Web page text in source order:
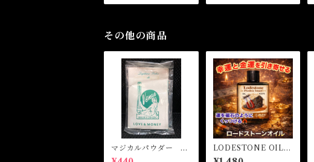
その他の商品
マジカルパウダー ラ
ブ&マネー Magical
LODESTONE OIL
ロードストーンオイ